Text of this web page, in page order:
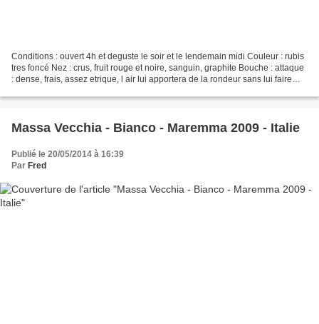
Conditions : ouvert 4h et deguste le soir et le lendemain midi Couleur : rubis
tres foncé Nez : crus, fruit rouge et noire, sanguin, graphite Bouche : attaque
: dense, frais, assez etrique, l air lui apportera de la rondeur sans lui faire
Massa Vecchia - Bianco - Maremma 2009 - Italie
Publié le 20/05/2014 à 16:39
Par Fred